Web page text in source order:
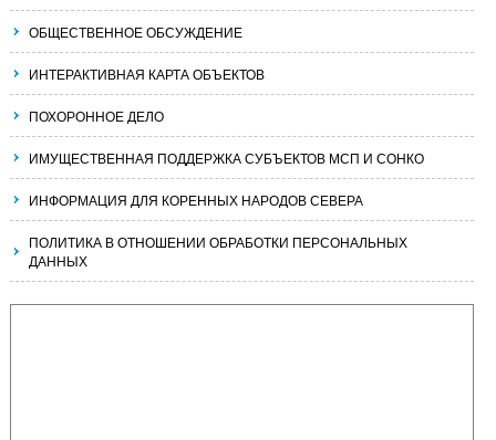
ОБЩЕСТВЕННОЕ ОБСУЖДЕНИЕ
ИНТЕРАКТИВНАЯ КАРТА ОБЪЕКТОВ
ПОХОРОННОЕ ДЕЛО
ИМУЩЕСТВЕННАЯ ПОДДЕРЖКА СУБЪЕКТОВ МСП И СОНКО
ИНФОРМАЦИЯ ДЛЯ КОРЕННЫХ НАРОДОВ СЕВЕРА
ПОЛИТИКА В ОТНОШЕНИИ ОБРАБОТКИ ПЕРСОНАЛЬНЫХ
ДАННЫХ